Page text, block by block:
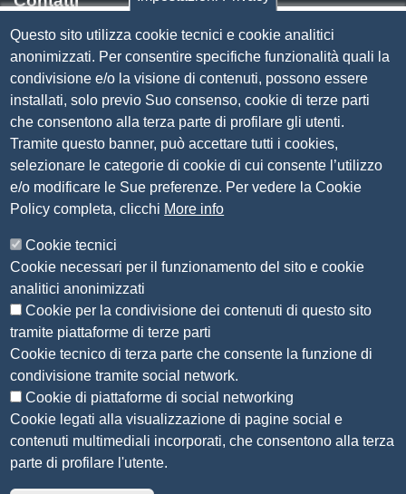
Via Luigi Einaudi, 23, 25121 Brescia BS
Tel. 030 37251
PECcamera.brescia@bs.legalmail.camcom.it
P.IVA 00859790172
C.F. 80013870177
Contatti
Amministrazione Trasparente
Organizzazione
Bandi di concorso
Bandi di gara e contratti
Provvedimenti
Attività e procedimenti
Seguici su
Sito web
Questo sito utilizza cookie tecnici e cookie analitici
anonimizzati. Per consentire specifiche funzionalità quali la
condivisione e/o la visione di contenuti, possono essere
installati, solo previo Suo consenso, cookie di terze parti
che consentono alla terza parte di profilare gli utenti.
Tramite questo banner, può accettare tutti i cookies,
selezionare le categorie di cookie di cui consente l’utilizzo
e/o modificare le Sue preferenze. Per vedere la Cookie
Policy completa, clicchi More info
Cookie tecnici
Cookie necessari per il funzionamento del sito e cookie
analitici anonimizzati
Cookie per la condivisione dei contenuti di questo sito
tramite piattaforme di terze parti
Cookie tecnico di terza parte che consente la funzione di
condivisione tramite social network.
Cookie di piattaforme di social networking
Cookie legati alla visualizzazione di pagine social e
contenuti multimediali incorporati, che consentono alla terza
parte di profilare l'utente.